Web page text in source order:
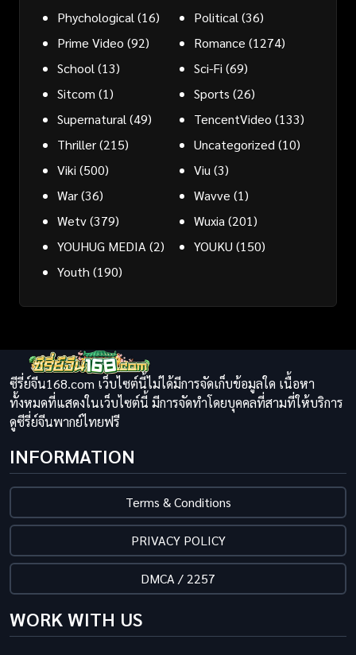
Phychological(16) Political(36)
Prime Video (92) Romance (1274)
School(13) Sci-Fi (69)
Sitcom (1) Sports (26)
Supernatural(49) TencentVideo (133)
Thriller(215) Uncategorized(10)
Viki (500) Viu(3)
War(36) Wavve (1)
Wetv(379) Wuxia(201)
YOUHUG MEDIA(2) YOUKU (150)
Youth (190)
ซีรี่ย์จีน168.com เว็บไซต์นี้ไม่ได้มีการจัดเก็บข้อมูลใด เนื้อหา
ทั้งหมดที่แสดงในเว็บไซต์นี้ มีการจัดทำโดยบุคคลที่สามที่ให้บริการ
ดูซีรี่ย์จีนพากย์ไทยฟรี
INFORMATION
Terms & Conditions
PRIVACY POLICY
DMCA / 2257
WORK WITH US